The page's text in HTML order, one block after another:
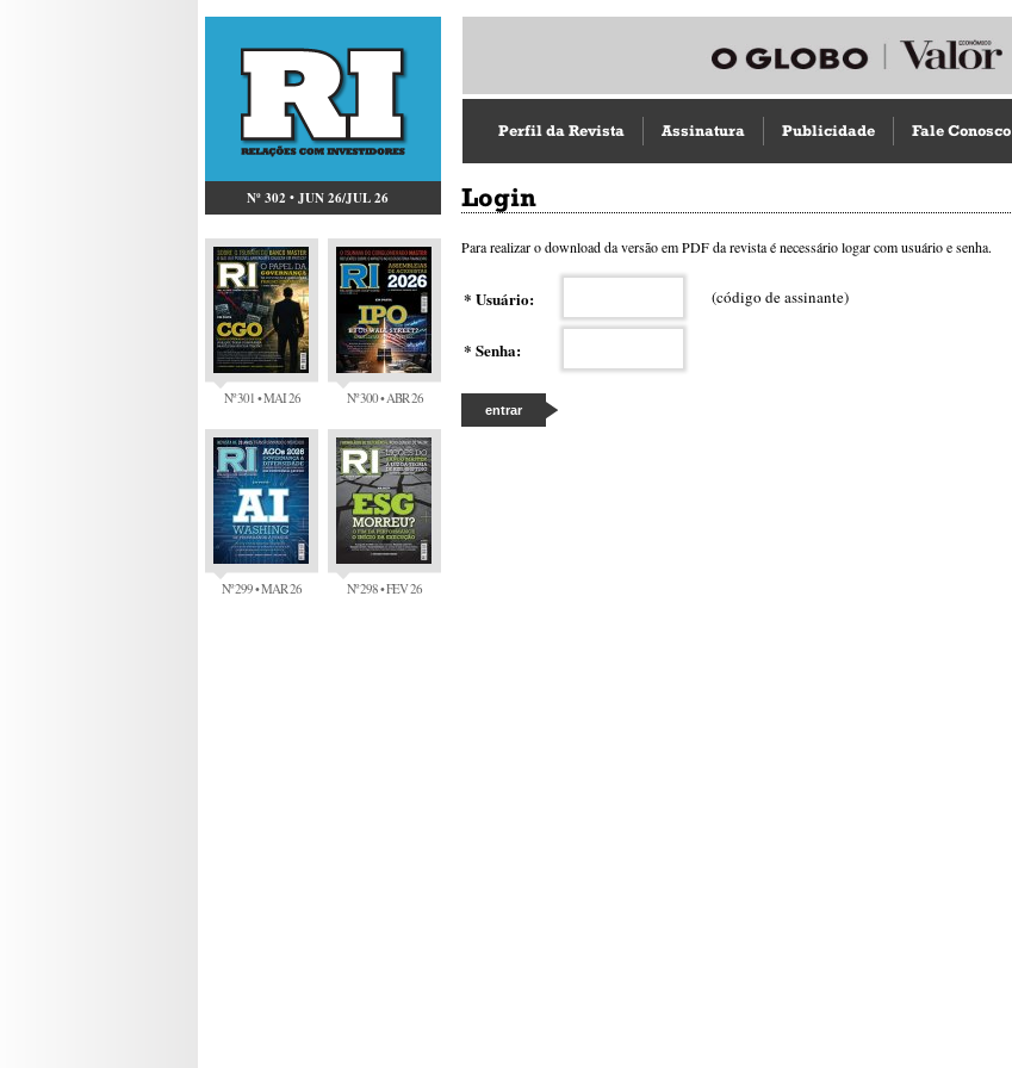
Nº 302 • JUN 26/JUL 26
Nº 301 • MAI 26 Nº 300 • ABR 26
Nº 299 • MAR 26 Nº 298 • FEV 26
Perfil da Revista Assinatura Publicidade Fale Conosco
Login
Para realizar o download da versão em PDF da revista é necessário logar com usuário e senha.
* Usuário: (código de assinante)
* Senha: